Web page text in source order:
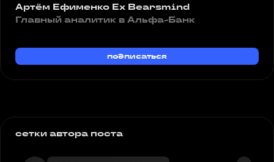
Артём Ефименко Ex Bearsmind
Главный аналитик в Альфа-Банк
подписаться
сетки автора поста